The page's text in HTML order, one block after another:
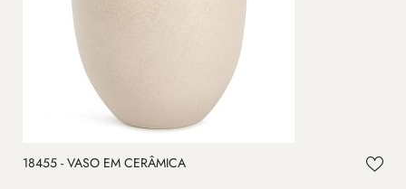
18455 - VASO EM CERÂMICA